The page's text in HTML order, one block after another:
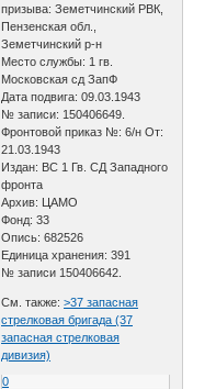
призыва: Земетчинский РВК,
Пензенская обл.,
Земетчинский р-н
Место службы: 1 гв.
Московская сд ЗапФ
Дата подвига: 09.03.1943
№ записи: 150406649.
Фронтовой приказ №: 6/н От:
21.03.1943
Издан: ВС 1 Гв. СД Западного
фронта
Архив: ЦАМО
Фонд: 33
Опись: 682526
Единица хранения: 391
№ записи 150406642.
См. также:>37 запасная
стрелковая бригада (37
запасная стрелковая
дивизия)
0